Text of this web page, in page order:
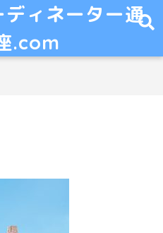
ィネーター通
.com